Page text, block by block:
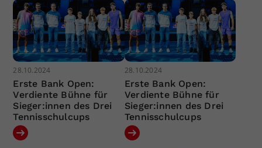
28.10.2024
Erste Bank Open:
Verdiente Bühne für
Sieger:innen des Drei
Tennisschulcups
28.10.2024
Erste Bank Open:
Verdiente Bühne für
Sieger:innen des Drei
Tennisschulcups